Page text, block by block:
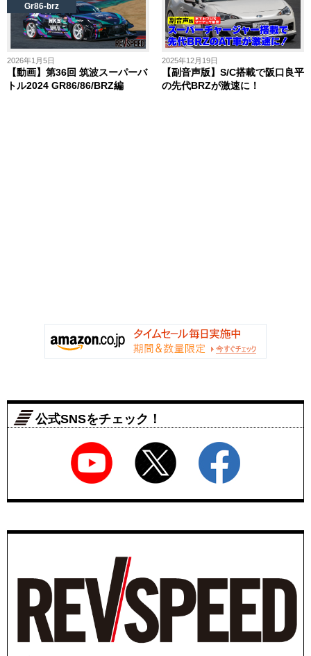
2026年1月5日
【動画】第36回 筑波スーパーバ
トル2024 GR86/86/BRZ編
Gr86-brz
2025年12月19日
【副音声版】S/C搭載で阪口良平
の先代BRZが激速に！
公式SNSをチェック！